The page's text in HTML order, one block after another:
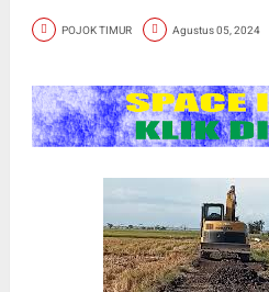
POJOK TIMUR Agustus 05, 2024